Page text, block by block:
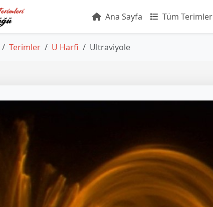
Ana Sayfa Tüm Terimler
Terimler U Harfi Ultraviyole